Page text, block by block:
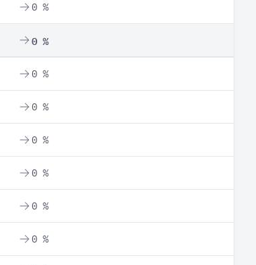
0 %
0 %
0 %
0 %
0 %
0 %
0 %
0 %